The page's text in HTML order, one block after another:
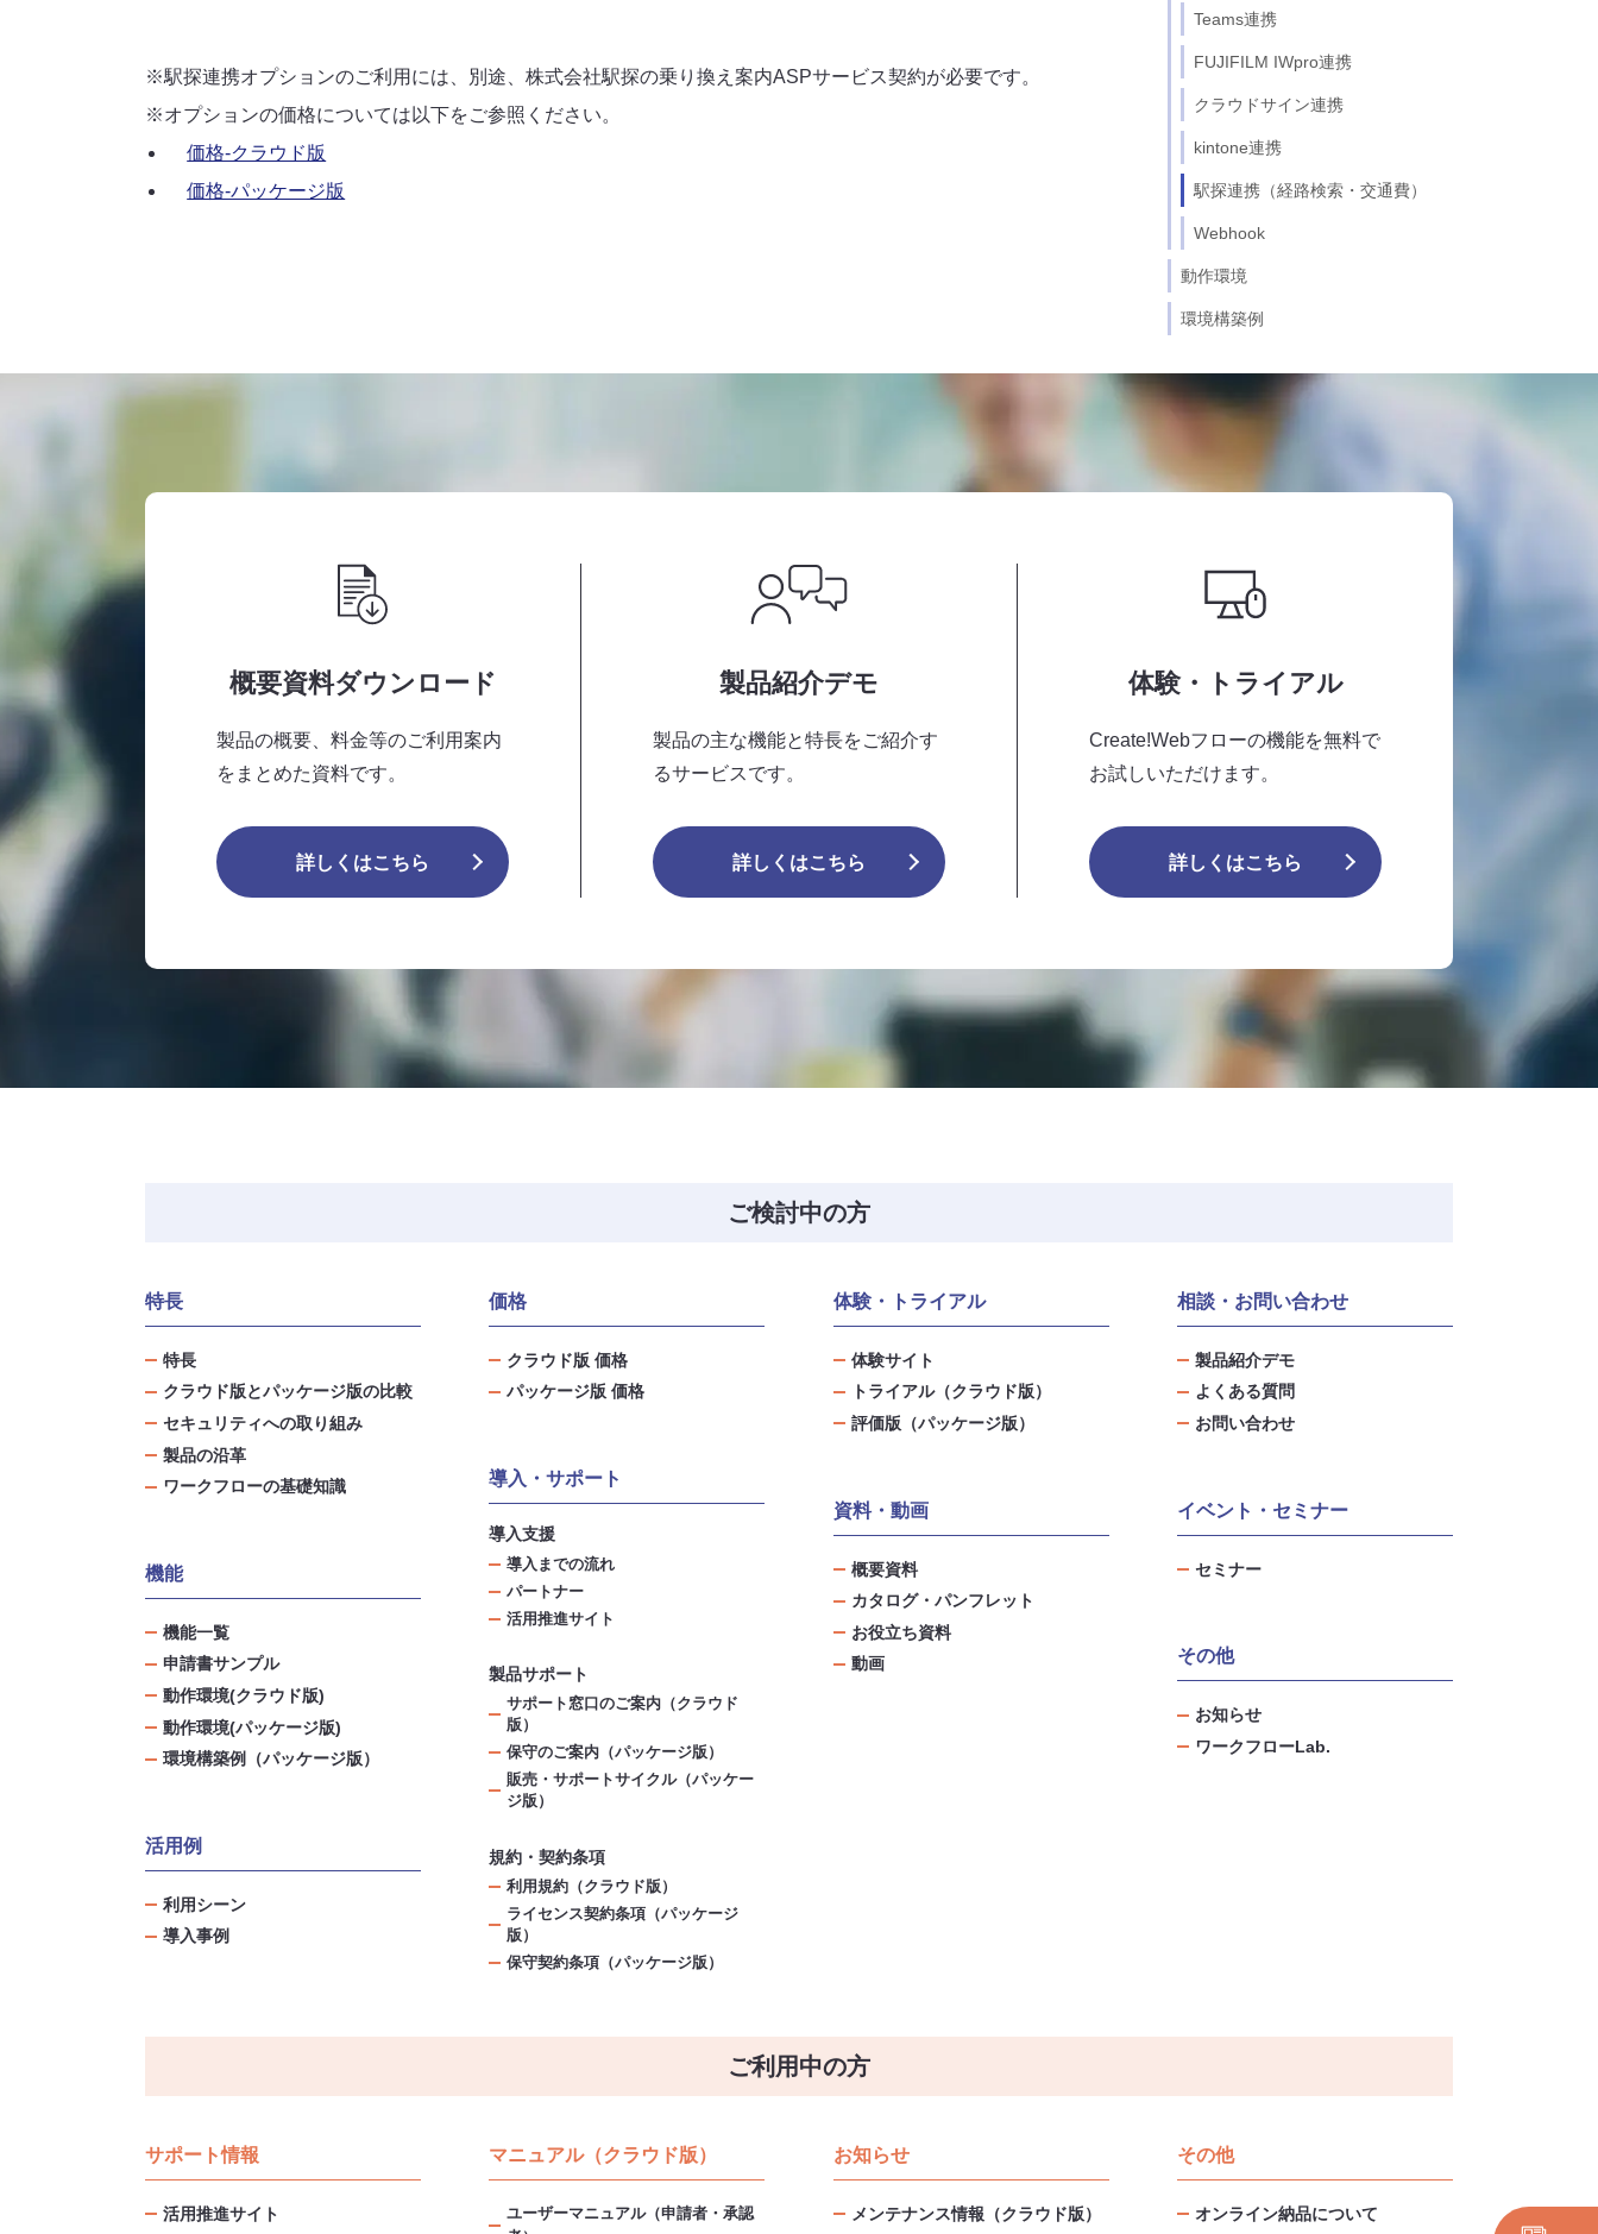
駅探連携オプションのご利用には、別途、株式会社駅探の乗り換え案内ASPサービス契約が必要です。
オプションの価格については以下をご参照ください。
価格-クラウド版
価格-パッケージ版
Teams連携
FUJIFILM IWpro連携
クラウドサイン連携
kintone連携
駅探連携（経路検索・交通費）
Webhook
動作環境
環境構築例
概要資料ダウンロード
製品の概要、料金等のご利用案内
をまとめた資料です。
詳しくはこちら
製品紹介デモ
製品の主な機能と特長をご紹介す
るサービスです。
詳しくはこちら
体験・トライアル
Create!Webフローの機能を無料で
お試しいただけます。
詳しくはこちら
ご検討中の方
特長
特長
クラウド版とパッケージ版の比較
セキュリティへの取り組み
製品の沿革
ワークフローの基礎知識
機能
機能一覧
申請書サンプル
動作環境(クラウド版)
動作環境(パッケージ版)
環境構築例（パッケージ版）
活用例
利用シーン
導入事例
価格
クラウド版 価格
パッケージ版 価格
導入・サポート
導入支援
導入までの流れ
パートナー
活用推進サイト
製品サポート
サポート窓口のご案内（クラウド
版）
保守のご案内（パッケージ版）
販売・サポートサイクル（パッケー
ジ版）
規約・契約条項
利用規約（クラウド版）
ライセンス契約条項（パッケージ
版）
保守契約条項（パッケージ版）
体験・トライアル
体験サイト
トライアル（クラウド版）
評価版（パッケージ版）
資料・動画
概要資料
カタログ・パンフレット
お役立ち資料
動画
相談・お問い合わせ
製品紹介デモ
よくある質問
お問い合わせ
イベント・セミナー
セミナー
その他
お知らせ
ワークフローLab.
ご利用中の方
サポート情報
活用推進サイト
マニュアル（クラウド版）
ユーザーマニュアル（申請者・承認
お知らせ
メンテナンス情報（クラウド版）
その他
オンライン納品について